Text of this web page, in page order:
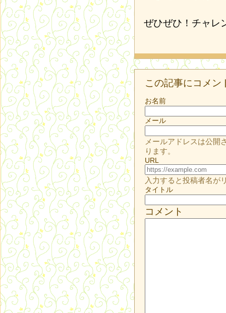
ぜひぜひ！チャレ
この記事にコメン
お名前
メール
メールアドレスは公開
ります。
URL
入力すると投稿者名が
タイトル
コメント